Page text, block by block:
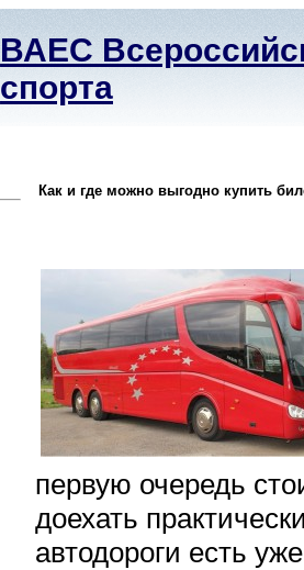
ВАЕС
спорта
Как и где можно выгодно купить
первую очередь
доехать
автодороги есть